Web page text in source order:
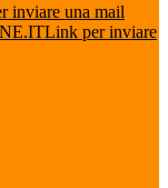
inviare una mail
Link per inviare